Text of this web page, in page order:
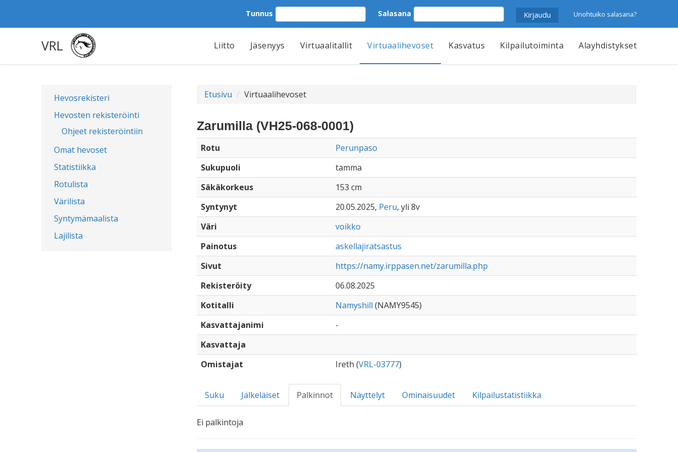
Tunnus Salasana Unohtuiko salasana?
VRL Liitto Jäsenyys Virtuaalitallit Virtuaalihevoset Kasvatus Kilpailutoiminta Alayhdistykset
Hevosrekisteri
Hevosten rekisteröinti
Ohjeet rekisteröintiin
Omat hevoset
Statistiikka
Rotulista
Värilista
Syntymämaalista
Lajilista
Etusivu Virtuaalihevoset
Zarumilla (VH25-068-0001)
Rotu
Perunpaso
Sukupuoli
tamma
Säkäkorkeus
153 cm
Syntynyt
20.05.2025, Peru, yli 8v
Väri
voikko
Painotus
askellajiratsastus
Sivut
https://namy.irppasen.net/zarumilla.php
Rekisteröity
06.08.2025
Kotitalli
Namyshill (NAMY9545)
Kasvattajanimi
-
Kasvattaja
Omistajat
Ireth (VRL-03777)
Suku Jälkeläiset Palkinnot Näyttelyt Ominaisuudet Kilpailustatistiikka
Ei palkintoja